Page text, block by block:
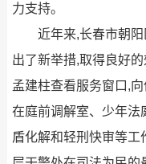
力支持。
近年来,长春市朝阳
出了新举措,取得良好
孟建柱查看服务窗口,
在庭前调解室、少年法
盾化解和轻刑快审等工